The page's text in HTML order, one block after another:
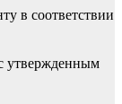
в соответствии
утвержденным